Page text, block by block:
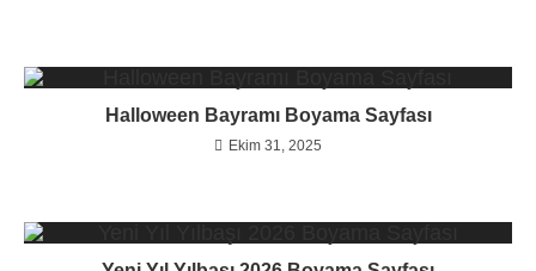
Halloween Bayramı Boyama Sayfası
Ekim 31, 2025